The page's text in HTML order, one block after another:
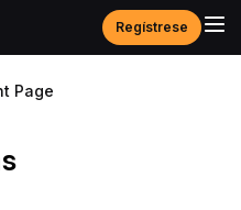
Regístrese
Page